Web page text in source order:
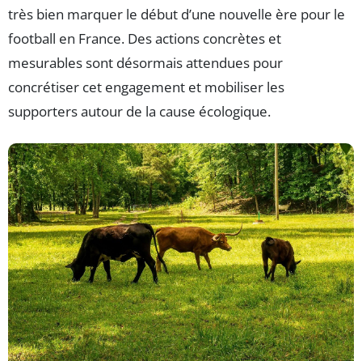
très bien marquer le début d’une nouvelle ère pour le
football en France. Des actions concrètes et
mesurables sont désormais attendues pour
concrétiser cet engagement et mobiliser les
supporters autour de la cause écologique.